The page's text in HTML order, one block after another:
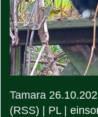
Tamara
(RSS) | PL|